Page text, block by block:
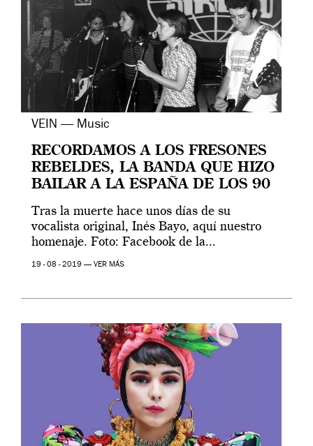
VEIN — Music
RECORDAMOS A LOS FRESONES
REBELDES, LA BANDA QUE HIZO
BAILAR A LA ESPAÑA DE LOS 90
Tras la muerte hace unos días de su
vocalista original, Inés Bayo, aquí nuestro
homenaje. Foto: Facebook de la...
19 - 08 - 2019 — VER MÁS